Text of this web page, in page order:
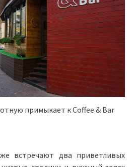
примыкает к Coffee & Bar
встречают два приветливых